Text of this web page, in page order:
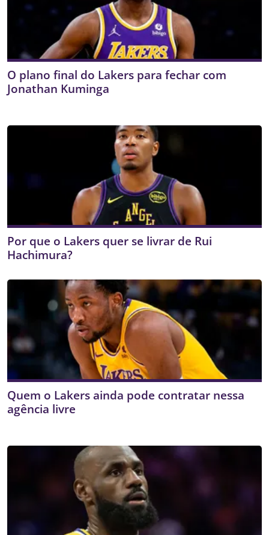
O plano final do Lakers para fechar com
Jonathan Kuminga
Por que o Lakers quer se livrar de Rui
Hachimura?
Quem o Lakers ainda pode contratar nessa
agência livre